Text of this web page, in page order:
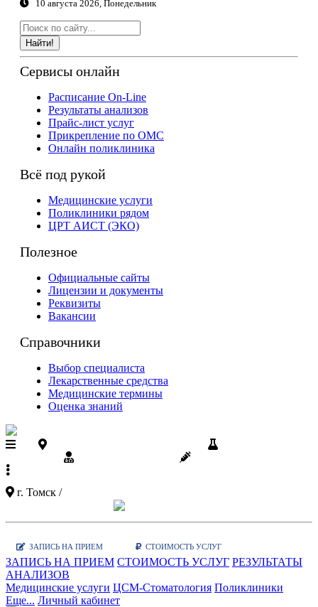
10 августа 2026, Понедельник
Найти!
Сервисы онлайн
Расписание On-Line
Результаты анализов
Прайс-лист услуг
Прикрепление по ОМС
Онлайн поликлиника
Всё под рукой
Медицинские услуги
Поликлиники рядом
ЦРТ АИСТ (ЭКО)
Полезное
Официальные сайты
Лицензии и документы
Реквизиты
Вакансии
Справочники
Выбор специалиста
Лекарственные средства
Медицинские термины
Оценка знаний
г. Томск /
ЗАПИСЬ НА ПРИЕМ СТОИМОСТЬ УСЛУГ
ЗАПИСЬ НА ПРИЕМ СТОИМОСТЬ УСЛУГ РЕЗУЛЬТАТЫ
АНАЛИЗОВ
Медицинские услуги ЦСМ-Стоматология Поликлиники
Еще... Личный кабинет